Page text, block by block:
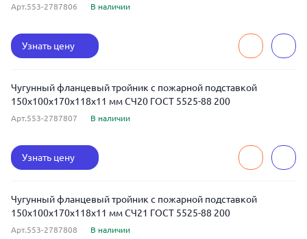
Арт.553-2787806 В наличии
Узнать цену
Чугунный фланцевый тройник с пожарной подставкой
150x100x170x118x11 мм СЧ20 ГОСТ 5525-88 200
Арт.553-2787807 В наличии
Узнать цену
Чугунный фланцевый тройник с пожарной подставкой
150x100x170x118x11 мм СЧ21 ГОСТ 5525-88 200
Арт.553-2787808 В наличии